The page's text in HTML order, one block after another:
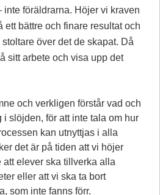
inte föräldrarna. Höjer vi kraven
ett bättre och finare resultat och
över det de skapat. Då
sitt arbete och visa upp det
och verkligen förstår vad och
i slöjden, för att inte tala om hur
kan utnyttjas i alla
det är på tiden att vi höjer
att elever ska tillverka alla
eller att vi ska ta bort
som inte fanns förr.